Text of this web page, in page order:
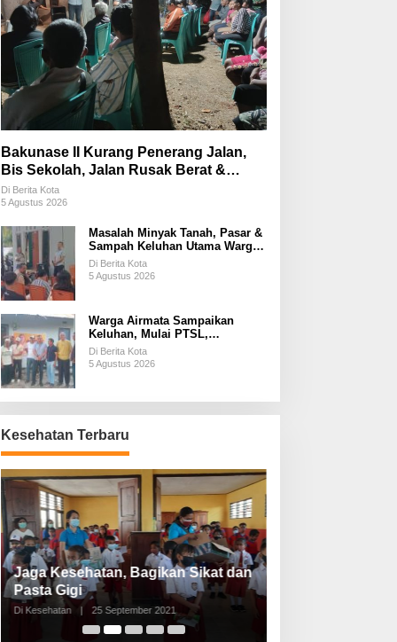
Bakunase II Kurang Penerang Jalan,
Bis Sekolah, Jalan Rusak Berat &
Susah Pupuk Subsidi
Di Berita Kota
5 Agustus 2026
Masalah Minyak Tanah, Pasar &
Sampah Keluhan Utama Warga
Airnona
Di Berita Kota
5 Agustus 2026
Warga Airmata Sampaikan
Keluhan, Mulai PTSL,
Ketersediaan Minyak Tanah &
Lahan Pemakaman
Di Berita Kota
5 Agustus 2026
Kesehatan Terbaru
Jaga Kesehatan, Bagikan Sikat dan
Pasta Gigi
Di Kesehatan | 25 September 2021